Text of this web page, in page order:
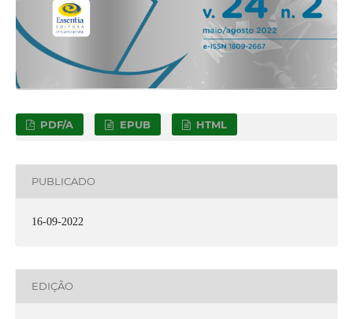
PDF/A EPUB HTML
PUBLICADO
16-09-2022
EDIÇÃO